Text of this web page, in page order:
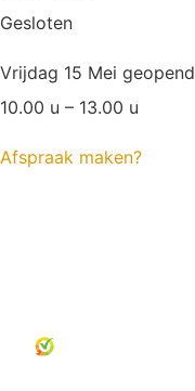
Gesloten
Vrijdag 15 Mei geopend
10.00 u – 13.00 u
Afspraak maken?